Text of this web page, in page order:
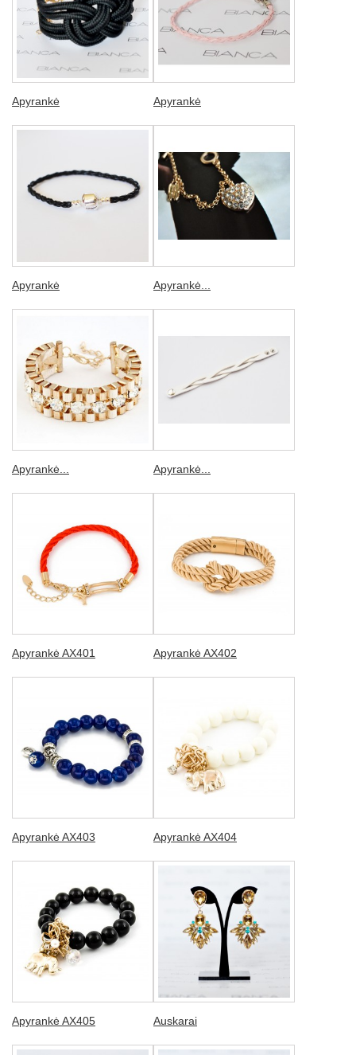
Apyrankė Apyrankė
Apyrankė Apyrankė...
Apyrankė... Apyrankė...
Apyrankė AX401 Apyrankė AX402
Apyrankė AX403 Apyrankė AX404
Apyrankė AX405 Auskarai